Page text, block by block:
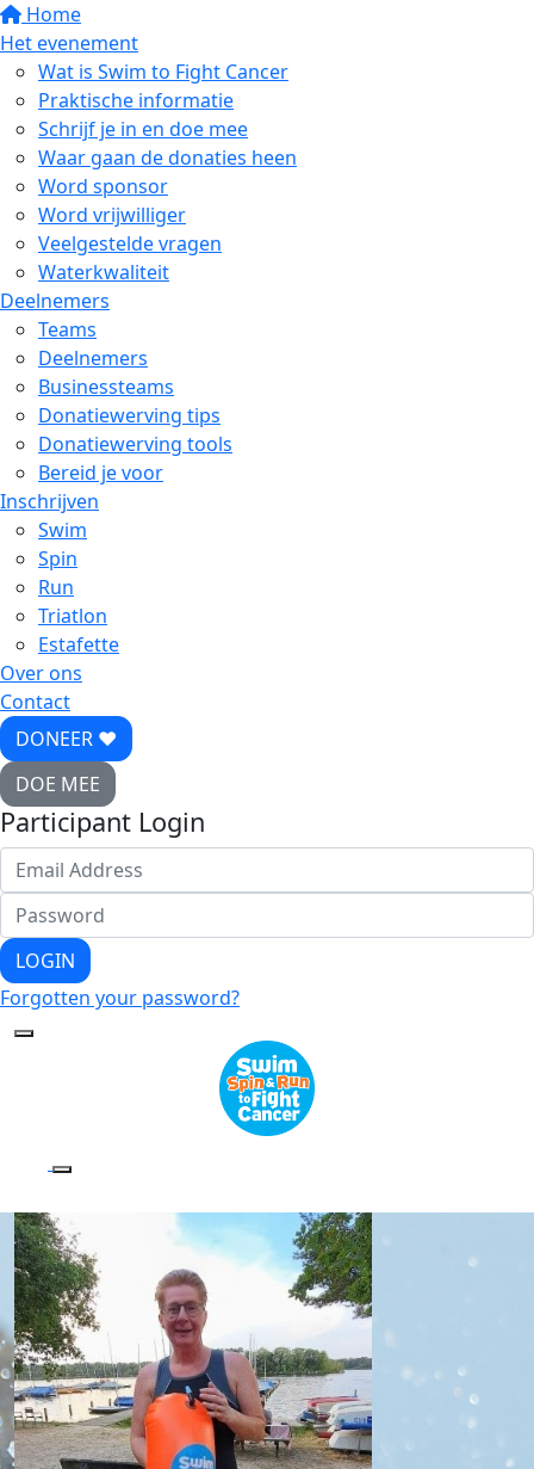
Home
Het evenement
Wat is Swim to Fight Cancer
Praktische informatie
Schrijf je in en doe mee
Waar gaan de donaties heen
Word sponsor
Word vrijwilliger
Veelgestelde vragen
Waterkwaliteit
Deelnemers
Teams
Deelnemers
Businessteams
Donatiewerving tips
Donatiewerving tools
Bereid je voor
Inschrijven
Swim
Spin
Run
Triatlon
Estafette
Over ons
Contact
DONEER ♥
DOE MEE
Participant Login
LOGIN
Forgotten your password?